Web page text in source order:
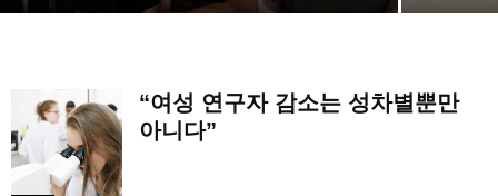
“여성 연구자 감소는 성차별뿐만
아니다”